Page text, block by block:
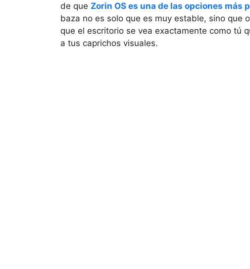
de que Zorin OS es una de las opciones más
baza no es solo que es muy estable, sino que
que el escritorio se vea exactamente como tú
a tus caprichos visuales.